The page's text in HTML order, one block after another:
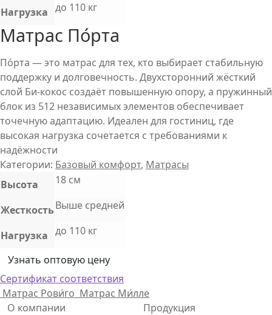
Нагрузка до 110 кг
Матрас По́рта
По́рта — это матрас для тех, кто выбирает стабильную
поддержку и долговечность. Двухсторонний жёсткий
слой Би-кокос создаёт повышенную опору, а пружинный
блок из 512 независимых элементов обеспечивает
точечную адаптацию. Идеален для гостиниц, где
высокая нагрузка сочетается с требованиями к
надёжности
Категории: Базовый комфорт, Матрасы
Высота
18 см
ЖесткостьВыше средней
Нагрузка до 110 кг
Узнать оптовую цену
Сертификат соответствия
Матрас Рови́го Матрас Ми́лле
О компании
Продукция